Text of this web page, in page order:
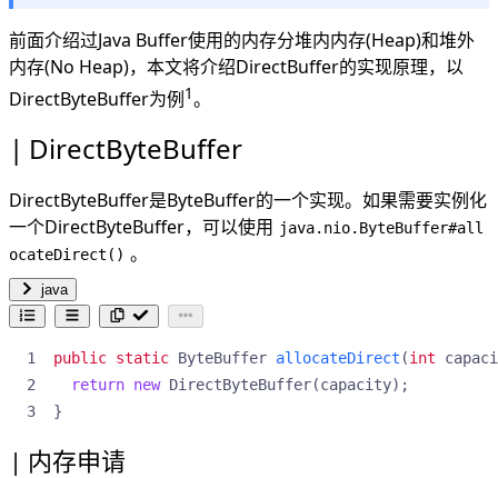
内存分配
内存回收
读写操作
类型兼容
前面介绍过Java Buffer使用的内存分堆内内存(Heap)和堆外
内存(No Heap)，本文将介绍DirectBuffer的实现原理，以
DirectByteBuffer为例1。
DirectByteBuffer
DirectByteBuffer是ByteBuffer的一个实现。如果需要实例化
一个DirectByteBuffer，可以使用 java.nio.ByteBuffer#all
ocateDirect() 。
java
public static ByteBuffer allocateDirect (int
return new DirectByteBuffer(capacity);
}
内存申请